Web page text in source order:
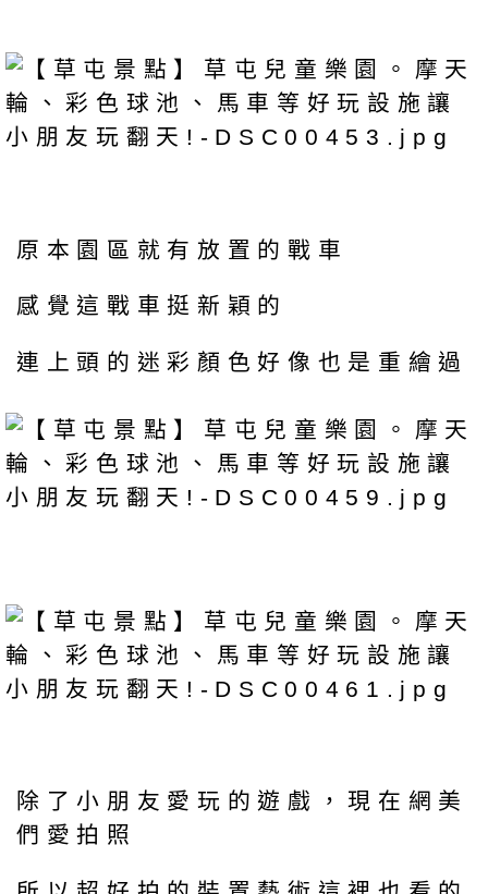
原本園區就有放置的戰車
感覺這戰車挺新穎的
連上頭的迷彩顏色好像也是重繪過
除了小朋友愛玩的遊戲，現在網美
們愛拍照